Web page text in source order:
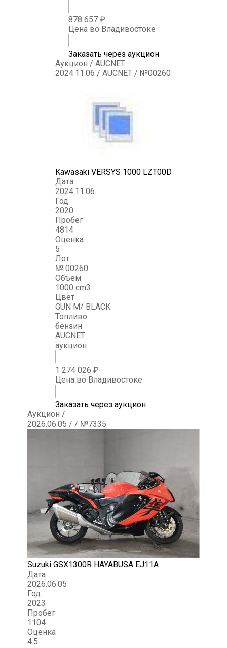
878 657 ₽
Цена во Владивостоке
Заказать через аукцион
Аукцион / AUCNET
2024.11.06 / AUCNET / №00260
Kawasaki VERSYS 1000 LZT00D
Дата
2024.11.06
Год
2020
Пробег
4814
Оценка
5
Лот
№ 00260
Объем
1000 cm3
Цвет
GUN M/ BLACK
Топливо
бензин
AUCNET
аукцион
1 274 026 ₽
Цена во Владивостоке
Заказать через аукцион
Аукцион /
2026.06.05 / / №7335
Suzuki GSX1300R HAYABUSA EJ11A
Дата
2026.06.05
Год
2023
Пробег
1104
Оценка
4.5